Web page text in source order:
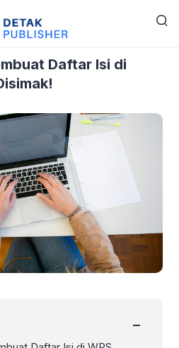
Cara Membuat Daftar Isi di
Daftar Isi di
−